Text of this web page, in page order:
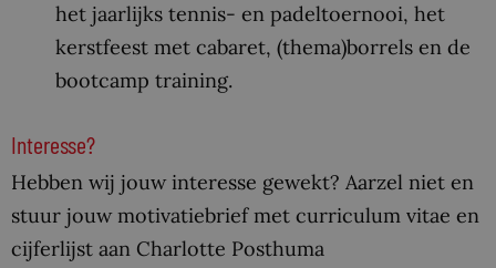
het jaarlijks tennis- en padeltoernooi, het
kerstfeest met cabaret, (thema)borrels en de
bootcamp training.
Interesse?
Hebben wij jouw interesse gewekt? Aarzel niet en
stuur jouw motivatiebrief met curriculum vitae en
cijferlijst aan Charlotte Posthuma